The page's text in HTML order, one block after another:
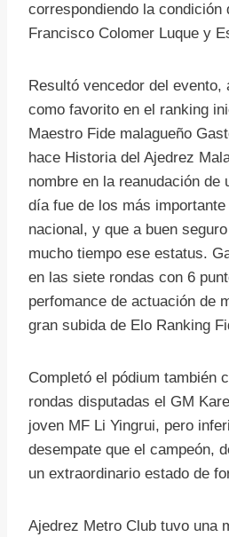
correspondiendo la condición
Francisco Colomer Luque y
Resultó vencedor del evento,
como favorito en el ranking
Maestro Fide malagueño
hace Historia del Ajedrez
nombre en la reanudación de
día fue de los más
nacional, y que a buen
mucho tiempo ese estatus.
en las siete rondas con 6
perfomance de actuación de
gran subida de Elo Ranking
Completó el pódium también
rondas disputadas el GM
joven MF Li Yingrui, pero
desempate que el campeón,
un extraordinario estado de
Ajedrez Metro Club tuvo una